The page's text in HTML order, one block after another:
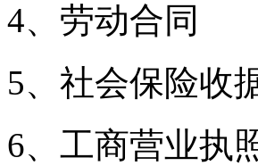
4、劳动合同
5、社会保险收
6、工商营业执